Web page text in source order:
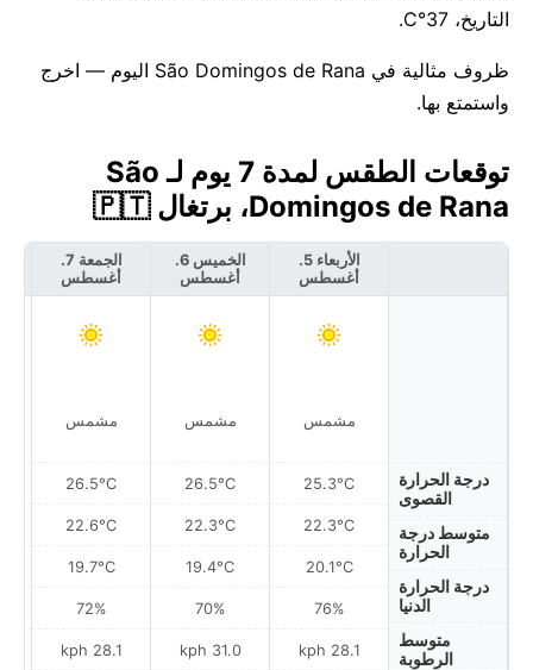
التاريخ، 37°C.
ظروف مثالية في São Domingos de Rana اليوم — اخرج
واستمتع بها.
توقعات الطقس لمدة 7 يوم لـ São
Domingos de Rana، برتغال 🇵🇹
درجة الحرارة
القصوى
متوسط درجة
الحرارة
درجة الحرارة
الدنيا
متوسط
الرطوبة
الأربعاء 5.
أغسطس
مشمس
25.3°C
22.3°C
20.1°C
76%
28.1 kph
الخميس 6.
أغسطس
مشمس
26.5°C
22.3°C
19.4°C
70%
31.0 kph
الجمعة 7.
أغسطس
مشمس
26.5°C
22.6°C
19.7°C
72%
28.1 kph